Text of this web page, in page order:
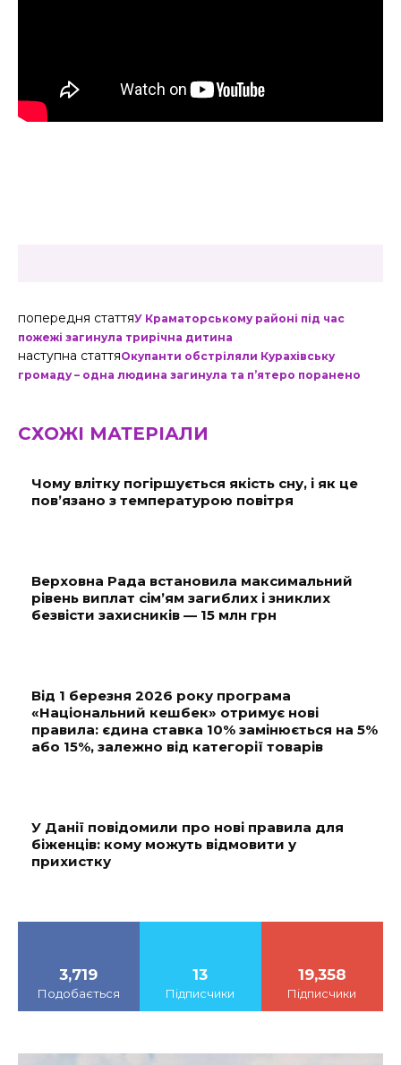
попередня статтяУ Краматорському районі під час
пожежі загинула трирічна дитина
наступна статтяОкупанти обстріляли Курахівську
громаду – одна людина загинула та п’ятеро поранено
СХОЖІ МАТЕРІАЛИ
Чому влітку погіршується якість сну, і як це
пов’язано з температурою повітря
Верховна Рада встановила максимальний
рівень виплат сім’ям загиблих і зниклих
безвісти захисників — 15 млн грн
Від 1 березня 2026 року програма
«Національний кешбек» отримує нові
правила: єдина ставка 10% замінюється на 5%
або 15%, залежно від категорії товарів
У Данії повідомили про нові правила для
біженців: кому можуть відмовити у
прихистку
3,719
Подобається
13
Підписчики
19,358
Підписчики